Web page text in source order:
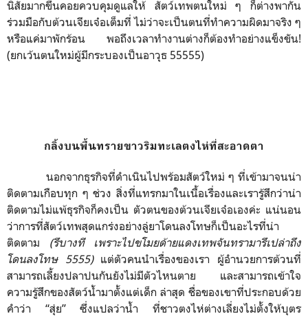
นิสัยมากขึ้นคอยควบคุมดูแลให้ สัตว์เทพตนใหม่ ๆ ก็ต่างพากัน
ร่วมมือกับต้วนเจียเจ๋อเต็มที่ ไม่ว่าจะเป็นตนที่ทำความผิดมาจริง ๆ
หรือแค่มาพักร้อน พอถึงเวลาทำงานต่างก็ต้องทำอย่างแข็งขัน!
(ยกเว้นตนใหม่ผู้มีกระบองเป็นอาวุธ 55555)
กลิ้งบนพื้นทรายขาวริมทะเลตงไห่ที่สะอาดตา
นอกจากธุรกิจที่ดำเนินไปพร้อมสัตว์ใหม่ ๆ ที่เข้ามาจนน่า
ติดตามเกือบทุก ๆ ช่วง สิ่งที่แทรกมาในเนื้อเรื่องและเรารู้สึกว่าน่า
ติดตามไม่แพ้ธุรกิจก็คงเป็น ตัวตนของต้วนเจียเจ๋อเองค่ะ แน่นอน
ว่าการที่สัตว์เทพสุดแกร่งอย่างลู่ยาโดนลงโทษก็เป็นอะไรที่น่า
ติดตาม (รึบางที เพราะไปขโมยด้ายแดงเทพจันทรามารึเปล่าถึง
โดนลงโทษ 5555) แต่ตัวคนนำเรื่องของเรา ผู้อำนวยการต้วนที่
สามารถเลี้ยงปลาปนกันยังไม่มีตัวไหนตาย และสามารถเข้าใจ
ความรู้สึกของสัตว์น้ำมาตั้งแต่เด็ก ล่าสุด ชื่อของเขาที่ประกอบด้วย
คำว่า “สุ่ย” ซึ่งแปลว่าน้ำ ที่ชาวตงไห่ต่างเลี่ยงไม่ตั้งให้บุตร